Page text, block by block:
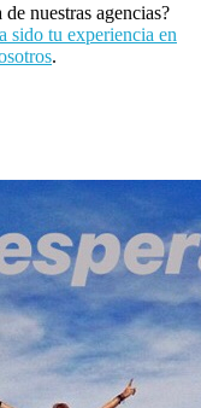
nuestras agencias?
sido tu experiencia en
.